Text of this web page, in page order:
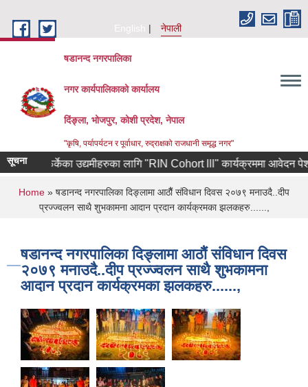
English
नेपाली
षडानन्द नगरपालिका
नगर कार्यपालिकाको कार्यालय
दिंङ्ला, भोजपुर, कोशी प्रदेश, नेपाल
"कृषि, पर्यापर्यटन र पूर्वाधार, रुद्राक्षको राजधानी समृद्ध नगर"
सूचना फर्केका उद्यमीहरुका लागि "RIN Cohort lll" कार्यक्रममा आवेदन पेश
You are here
Home » षडानन्द नगरपालिका दिङ्लामा आठौैं संविधान दिवस २०७९ मनाउदै..दीप
प्रज्ज्वलन साथै शुभकामना आदान प्रदान कार्यक्रमका झलकहरु......,
षडानन्द नगरपालिका दिङ्लामा आठौैं संविधान दिवस
२०७९ मनाउदै..दीप प्रज्ज्वलन साथै शुभकामना
आदान प्रदान कार्यक्रमका झलकहरु......,